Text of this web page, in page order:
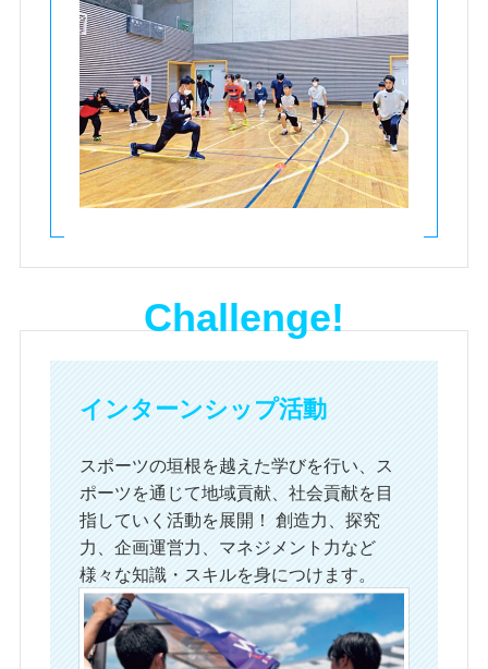
Challenge!
インターンシップ活動
スポーツの垣根を越えた学びを行い、ス
ポーツを通じて地域貢献、社会貢献を目
指していく活動を展開！ 創造力、探究
力、企画運営力、マネジメント力など
様々な知識・スキルを身につけます。